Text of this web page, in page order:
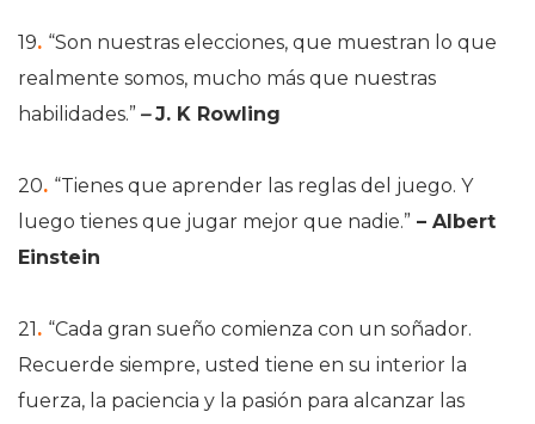
19. “Son nuestras elecciones, que muestran lo que
realmente somos, mucho más que nuestras
habilidades.” –J. K Rowling
20. “Tienes que aprender las reglas del juego. Y
luego tienes que jugar mejor que nadie.” – Albert
Einstein
21. “Cada gran sueño comienza con un soñador.
Recuerde siempre, usted tiene en su interior la
fuerza, la paciencia y la pasión para alcanzar las